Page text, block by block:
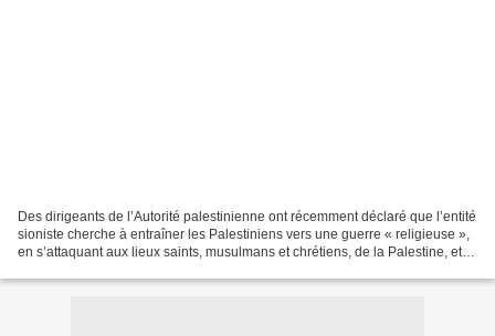
Des dirigeants de l’Autorité palestinienne ont récemment déclaré que l’entité
sioniste cherche à entraîner les Palestiniens vers une guerre « religieuse »,
en s’attaquant aux lieux saints, musulmans et chrétiens, de la Palestine, et